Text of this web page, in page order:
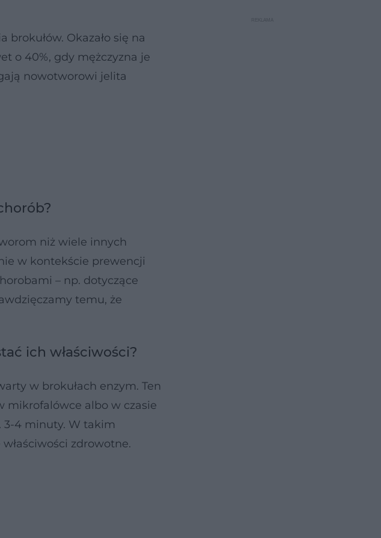
Okazało się na
o 40%, gdy mężczyzna je
nowotworowi jelita
niż wiele innych
w kontekście prewencji
– np. dotyczące
temu, że
ich właściwości?
w brokułach enzym. Ten
mikrofalówce albo w czasie
3-4 minuty. W takim
zdrowotne.